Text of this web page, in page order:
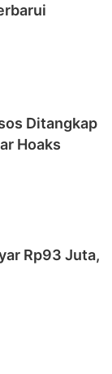
Ditangkap
Hoaks
Rp93 Juta,